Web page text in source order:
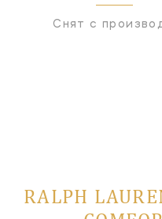
Снят с
RALPH